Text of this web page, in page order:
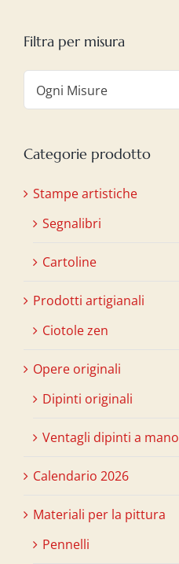
Filtra per misura
Ogni Misure
Categorie prodotto
Stampe artistiche
Segnalibri
Cartoline
Prodotti artigianali
Ciotole zen
Opere originali
Dipinti originali
Ventagli dipinti a mano
Calendario 2026
Materiali per la pittura
Pennelli